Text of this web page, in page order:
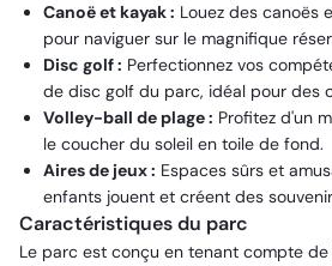
Canoë et kayak : Louez des canoës
pour naviguer sur le magnifique
Disc golf : Perfectionnez vos
de disc golf du parc, idéal pour des
Volley-ball de plage : Profitez d'un
le coucher du soleil en toile de fond.
Aires de jeux : Espaces sûrs et
enfants jouent et créent des
Caractéristiques du parc
Le parc est conçu en tenant compte